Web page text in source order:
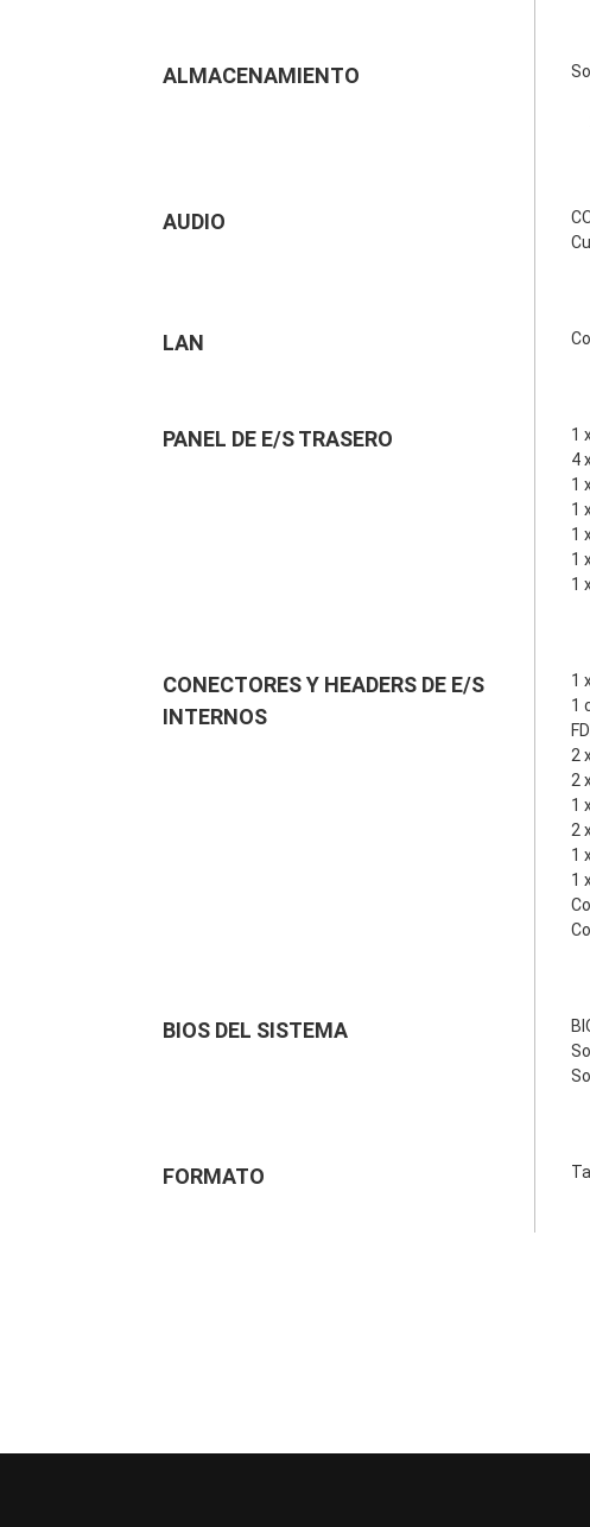
ALMACENAMIENTO
AUDIO
LAN
PANEL DE E/S TRASERO
1
4
1
1
1
1
1
CONECTORES Y HEADERS DE E/S
INTERNOS
1
1
2
2
1
2
1
1
BIOS DEL SISTEMA
FORMATO